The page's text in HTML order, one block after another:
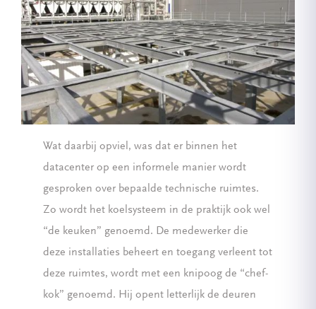
Wat daarbij opviel, was dat er binnen het
datacenter op een informele manier wordt
gesproken over bepaalde technische ruimtes.
Zo wordt het koelsysteem in de praktijk ook wel
“de keuken” genoemd. De medewerker die
deze installaties beheert en toegang verleent tot
deze ruimtes, wordt met een knipoog de “chef-
kok” genoemd. Hij opent letterlijk de deuren